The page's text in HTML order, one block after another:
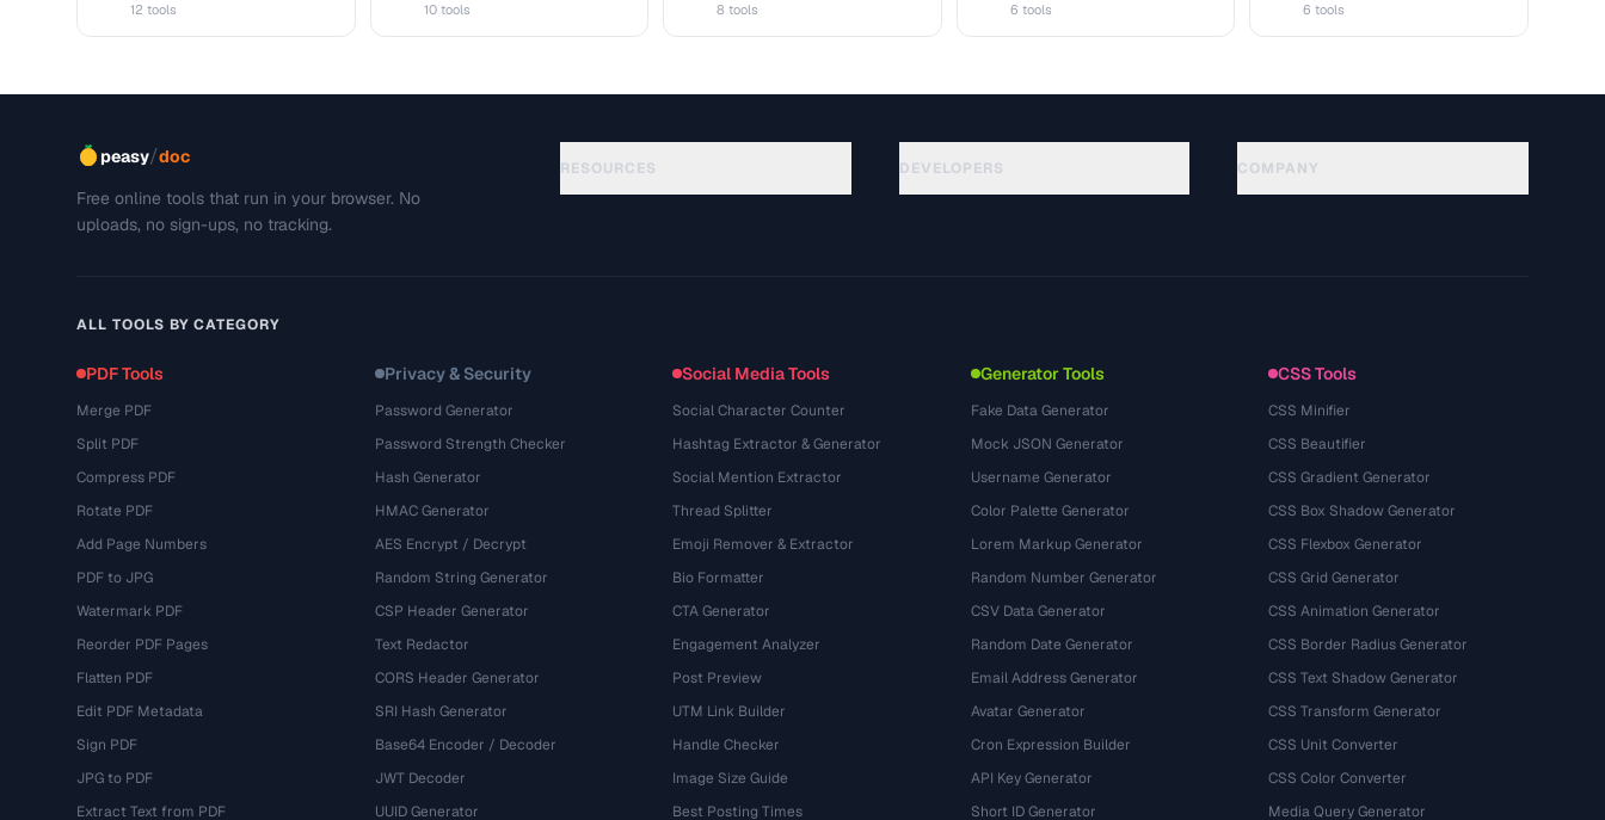
12 tools 10 tools 8 tools 6 tools 6 tools
peasy/doc
Free online tools that run in your browser. No
uploads, no sign-ups, no tracking.
RESOURCES DEVELOPERS COMPANY
ALL TOOLS BY CATEGORY
PDF Tools
Merge PDF
Split PDF
Compress PDF
Rotate PDF
Add Page Numbers
PDF to JPG
Watermark PDF
Reorder PDF Pages
Flatten PDF
Edit PDF Metadata
Sign PDF
JPG to PDF
Extract Text from PDF
Privacy & Security
Password Generator
Password Strength Checker
Hash Generator
HMAC Generator
AES Encrypt / Decrypt
Random String Generator
CSP Header Generator
Text Redactor
CORS Header Generator
SRI Hash Generator
Base64 Encoder / Decoder
JWT Decoder
UUID Generator
Social Media Tools
Social Character Counter
Hashtag Extractor & Generator
Social Mention Extractor
Thread Splitter
Emoji Remover & Extractor
Bio Formatter
CTA Generator
Engagement Analyzer
Post Preview
UTM Link Builder
Handle Checker
Image Size Guide
Best Posting Times
Generator Tools
Fake Data Generator
Mock JSON Generator
Username Generator
Color Palette Generator
Lorem Markup Generator
Random Number Generator
CSV Data Generator
Random Date Generator
Email Address Generator
Avatar Generator
Cron Expression Builder
API Key Generator
Short ID Generator
CSS Tools
CSS Minifier
CSS Beautifier
CSS Gradient Generator
CSS Box Shadow Generator
CSS Flexbox Generator
CSS Grid Generator
CSS Animation Generator
CSS Border Radius Generator
CSS Text Shadow Generator
CSS Transform Generator
CSS Unit Converter
CSS Color Converter
Media Query Generator